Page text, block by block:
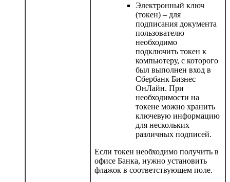
Электронный ключ
(токен) – для
подписания документа
пользователю
необходимо
подключить токен к
компьютеру, с которого
был выполнен вход в
Сбербанк Бизнес
ОнЛайн. При
необходимости на
токене можно хранить
ключевую информацию
для нескольких
различных подписей.
Если токен необходимо получить в
офисе Банка, нужно установить
флажок в соответствующем поле.